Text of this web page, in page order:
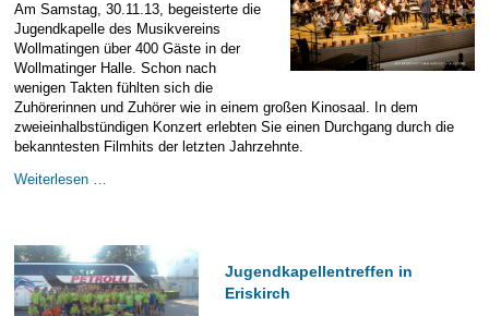
Advent
Am Samstag, 30.11.13, begeisterte die
Jugendkapelle des Musikvereins
Wollmatingen über 400 Gäste in der
Wollmatinger Halle. Schon nach
wenigen Takten fühlten sich die
Zuhörerinnen und Zuhörer wie in einem großen Kinosaal. In dem
zweieinhalbstündigen Konzert erlebten Sie einen Durchgang durch die
bekanntesten Filmhits der letzten Jahrzehnte.
Weiterlesen …
Jugendkapellentreffen in
Eriskirch